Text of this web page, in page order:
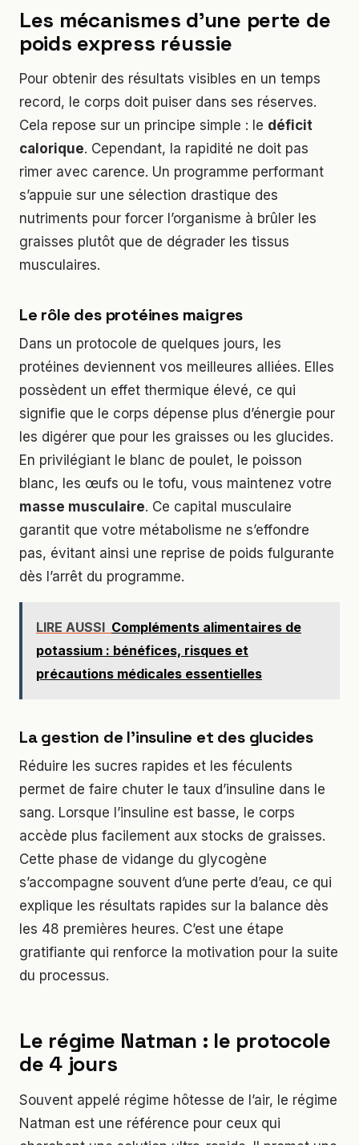
Les mécanismes d’une perte de
poids express réussie
Pour obtenir des résultats visibles en un temps
record, le corps doit puiser dans ses réserves.
Cela repose sur un principe simple : le déficit
calorique. Cependant, la rapidité ne doit pas
rimer avec carence. Un programme performant
s’appuie sur une sélection drastique des
nutriments pour forcer l’organisme à brûler les
graisses plutôt que de dégrader les tissus
musculaires.
Le rôle des protéines maigres
Dans un protocole de quelques jours, les
protéines deviennent vos meilleures alliées. Elles
possèdent un effet thermique élevé, ce qui
signifie que le corps dépense plus d’énergie pour
les digérer que pour les graisses ou les glucides.
En privilégiant le blanc de poulet, le poisson
blanc, les œufs ou le tofu, vous maintenez votre
masse musculaire. Ce capital musculaire
garantit que votre métabolisme ne s’effondre
pas, évitant ainsi une reprise de poids fulgurante
dès l’arrêt du programme.
LIRE AUSSI Compléments alimentaires de
potassium : bénéfices, risques et
précautions médicales essentielles
La gestion de l’insuline et des glucides
Réduire les sucres rapides et les féculents
permet de faire chuter le taux d’insuline dans le
sang. Lorsque l’insuline est basse, le corps
accède plus facilement aux stocks de graisses.
Cette phase de vidange du glycogène
s’accompagne souvent d’une perte d’eau, ce qui
explique les résultats rapides sur la balance dès
les 48 premières heures. C’est une étape
gratifiante qui renforce la motivation pour la suite
du processus.
Le régime Natman : le protocole
de 4 jours
Souvent appelé régime hôtesse de l’air, le régime
Natman est une référence pour ceux qui